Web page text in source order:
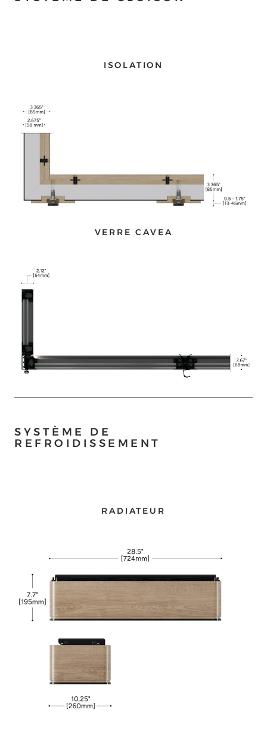
ISOLATION
VERRE CAVEA
SYSTÈME DE
REFROIDISSEMENT
RADIATEUR